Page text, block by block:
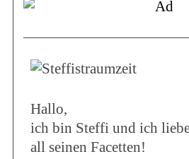
Hallo,
ich bin Steffi und ich
all seinen Facetten!